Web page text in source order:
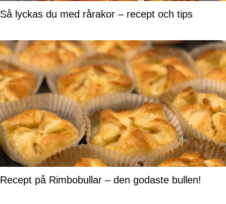
Så lyckas du med rårakor – recept och tips
Recept på Rimbobullar – den godaste bullen!